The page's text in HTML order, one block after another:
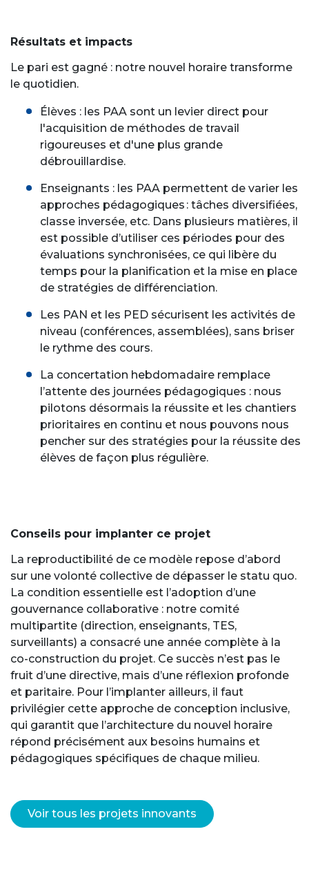
Résultats et impacts
Le pari est gagné : notre nouvel horaire transforme
le quotidien.
Élèves : les PAA sont un levier direct pour
l'acquisition de méthodes de travail
rigoureuses et d'une plus grande
débrouillardise.
Enseignants : les PAA permettent de varier les
approches pédagogiques : tâches diversifiées,
classe inversée, etc. Dans plusieurs matières, il
est possible d’utiliser ces périodes pour des
évaluations synchronisées, ce qui libère du
temps pour la planification et la mise en place
de stratégies de différenciation.
Les PAN et les PED sécurisent les activités de
niveau (conférences, assemblées), sans briser
le rythme des cours.
La concertation hebdomadaire remplace
l’attente des journées pédagogiques : nous
pilotons désormais la réussite et les chantiers
prioritaires en continu et nous pouvons nous
pencher sur des stratégies pour la réussite des
élèves de façon plus régulière.
Conseils pour implanter ce projet
La reproductibilité de ce modèle repose d’abord
sur une volonté collective de dépasser le statu quo.
La condition essentielle est l’adoption d’une
gouvernance collaborative : notre comité
multipartite (direction, enseignants, TES,
surveillants) a consacré une année complète à la
co-construction du projet. Ce succès n’est pas le
fruit d’une directive, mais d’une réflexion profonde
et paritaire. Pour l’implanter ailleurs, il faut
privilégier cette approche de conception inclusive,
qui garantit que l’architecture du nouvel horaire
répond précisément aux besoins humains et
pédagogiques spécifiques de chaque milieu.
Voir tous les projets innovants